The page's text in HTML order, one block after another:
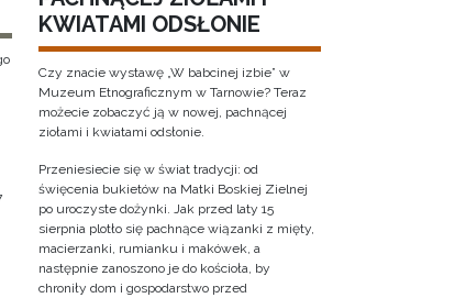
KWIATAMI ODSŁONIE
Czy znacie wystawę „W babcinej izbie” w
Muzeum Etnograficznym w Tarnowie? Teraz
możecie zobaczyć ją w nowej, pachnącej
ziołami i kwiatami odsłonie.
Przeniesiecie się w świat tradycji: od
święcenia bukietów na Matki Boskiej Zielnej
po uroczyste dożynki. Jak przed laty 15
sierpnia plotło się pachnące wiązanki z mięty,
macierzanki, rumianku i makówek, a
następnie zanoszono je do kościoła, by
chroniły dom i gospodarstwo przed